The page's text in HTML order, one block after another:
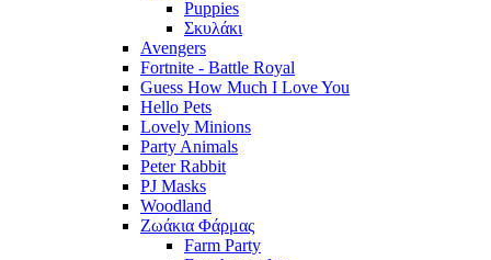
Puppies
Σκυλάκι
Avengers
Fortnite - Battle Royal
Guess How Much I Love You
Hello Pets
Lovely Minions
Party Animals
Peter Rabbit
PJ Masks
Woodland
Ζωάκια Φάρμας
Farm Party